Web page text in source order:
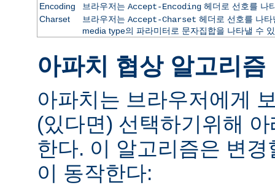
Encoding
브라우저는 Accept-Encoding헤더로 선호를 나
Charset
브라우저는 Accept-Charset 헤더로 선호를 나
media type의 파라미터로 문자집합을 나타낼 수
아파치 협상 알고리즘
아파치는 브라우저에게
(있다면) 선택하기위해
한다. 이 알고리즘은 변
이 동작한다: